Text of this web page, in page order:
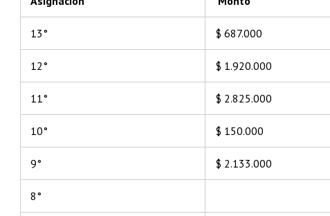
13° $ 687.000
12° $ 1.920.000
11° $ 2.825.000
10° $ 150.000
9° $ 2.133.000
8°